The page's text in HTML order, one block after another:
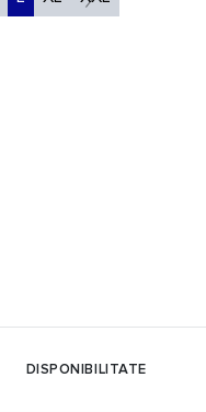
DISPONIBILITATE